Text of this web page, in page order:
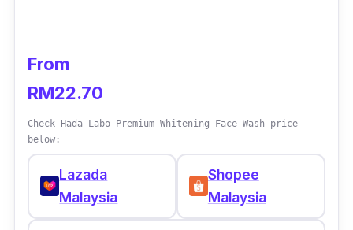
From
RM22.70
Check Hada Labo Premium Whitening Face Wash price
below:
Lazada
Malaysia
Shopee
Malaysia